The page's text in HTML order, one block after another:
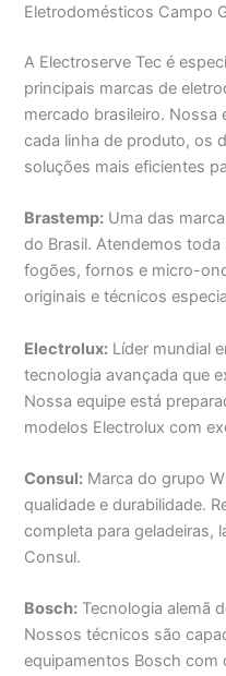
Eletrodomésticos Campo
A Electroserve Tec é
principais marcas de
mercado brasileiro.
cada linha de produto, os
soluções mais eficientes
Brastemp: Uma das
do Brasil. Atendemos toda
fogões, fornos e micro-
originais e técnicos
Electrolux: Líder mundial
tecnologia avançada que
Nossa equipe está
modelos Electrolux com
Consul: Marca do grupo
qualidade e durabilidade.
completa para geladeiras,
Consul.
Bosch: Tecnologia alemã
Nossos técnicos são
equipamentos Bosch com